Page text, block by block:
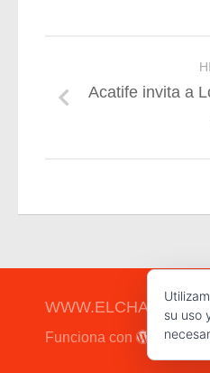
Acatife invita a
Funciona con -
su uso